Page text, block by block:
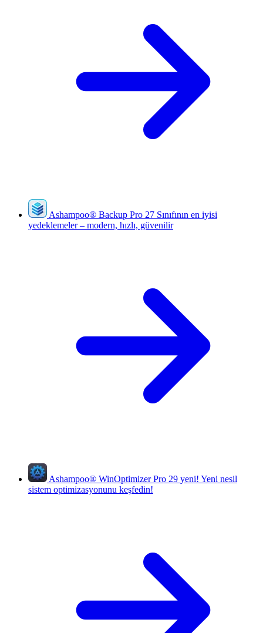
Ashampoo® Backup Pro 27 Sınıfının en iyisi
yedeklemeler – modern, hızlı, güvenilir
Ashampoo® WinOptimizer Pro 29 yeni! Yeni nesil
sistem optimizasyonunu keşfedin!